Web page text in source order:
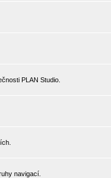
PLAN Studio.
navigací.